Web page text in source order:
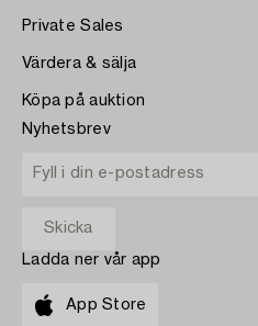
Private Sales
Värdera & sälja
Köpa på auktion
Nyhetsbrev
Ladda ner vår app
App Store